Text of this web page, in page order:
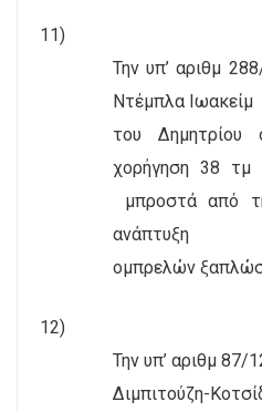
11)
Την υπ’ αριθμ
Ντέμπλα Ιωακείμ
του Δημητρίου
χορήγηση 38 τμ
μπροστά από
ανάπτυξη
ομπρελών
12)
Την υπ’ αριθμ 87/
Διμπιτούζη-